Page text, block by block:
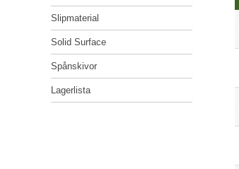
SOLID SURFACE
SPÅNSKIVOR
LAGERLISTA
Slipmaterial
Solid Surface
Spånskivor
Lagerlista